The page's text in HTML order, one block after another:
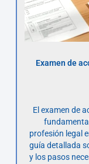
Examen de
El examen de
profesión legal
guía detallada
y los pasos